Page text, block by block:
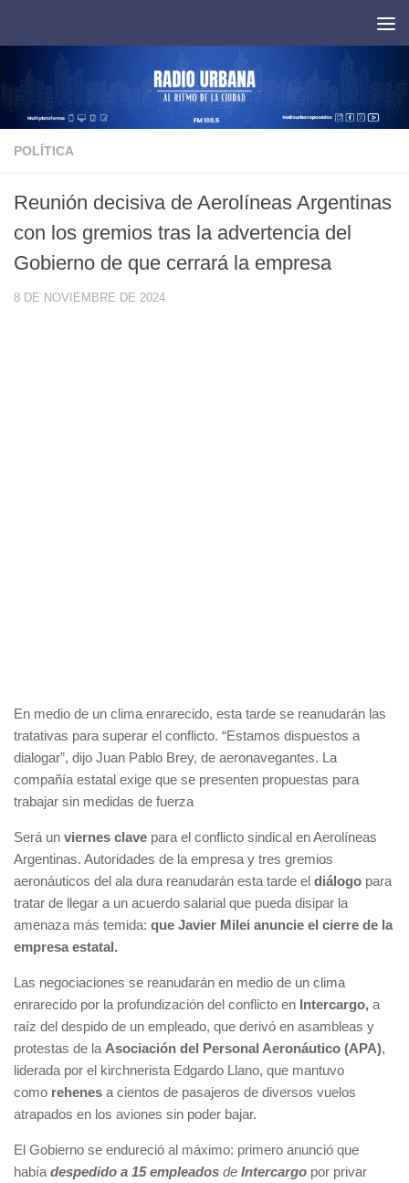
POLÍTICA
Reunión decisiva de Aerolíneas Argentinas
con los gremios tras la advertencia del
Gobierno de que cerrará la empresa
8 DE NOVIEMBRE DE 2024
En medio de un clima enrarecido, esta tarde se reanudarán las
tratativas para superar el conflicto. “Estamos dispuestos a
dialogar”, dijo Juan Pablo Brey, de aeronavegantes. La
compañía estatal exige que se presenten propuestas para
trabajar sin medidas de fuerza
Será un viernes clave para el conflicto sindical en Aerolíneas
Argentinas. Autoridades de la empresa y tres gremios
aeronáuticos del ala dura reanudarán esta tarde el diálogo para
tratar de llegar a un acuerdo salarial que pueda disipar la
amenaza más temida: que Javier Milei anuncie el cierre de la
empresa estatal.
Las negociaciones se reanudarán en medio de un clima
enrarecido por la profundización del conflicto en Intercargo, a
raíz del despido de un empleado, que derivó en asambleas y
protestas de la Asociación del Personal Aeronáutico (APA),
liderada por el kirchnerista Edgardo Llano, que mantuvo
como rehenes a cientos de pasajeros de diversos vuelos
atrapados en los aviones sin poder bajar.
El Gobierno se endureció al máximo: primero anunció que
había despedido a 15 empleados de Intercargo por privar